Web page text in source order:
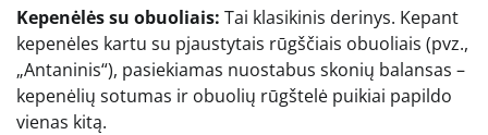
Kepenėlės su obuoliais: Tai klasikinis derinys. Kepant
kepenėles kartu su pjaustytais rūgščiais obuoliais (pvz.,
„Antaninis“), pasiekiamas nuostabus skonių balansas –
kepenėlių sotumas ir obuolių rūgštelė puikiai papildo
vienas kitą.